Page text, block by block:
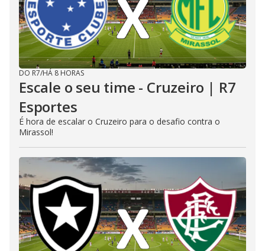
DO R7/HÁ 8 HORAS
Escale o seu time - Cruzeiro | R7
Esportes
É hora de escalar o Cruzeiro para o desafio contra o
Mirassol!